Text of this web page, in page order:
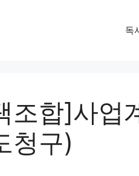
독
조합]사업
청구)